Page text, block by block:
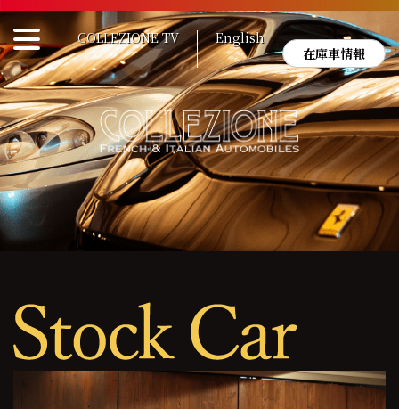
Skip
to
content
COLLEZIONE TV
English
在庫車情報